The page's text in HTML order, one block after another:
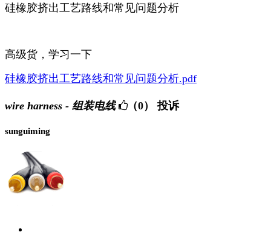
硅橡胶挤出工艺路线和常见问题分析
高级货，学习一下
硅橡胶挤出工艺路线和常见问题分析.pdf
wire harness - 组装电线 （0） 投诉
sunguiming